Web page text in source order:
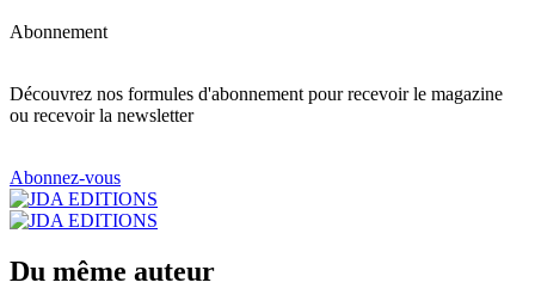
Abonnement
Découvrez nos formules d'abonnement pour recevoir le magazine
ou recevoir la newsletter
Abonnez-vous
Du même auteur